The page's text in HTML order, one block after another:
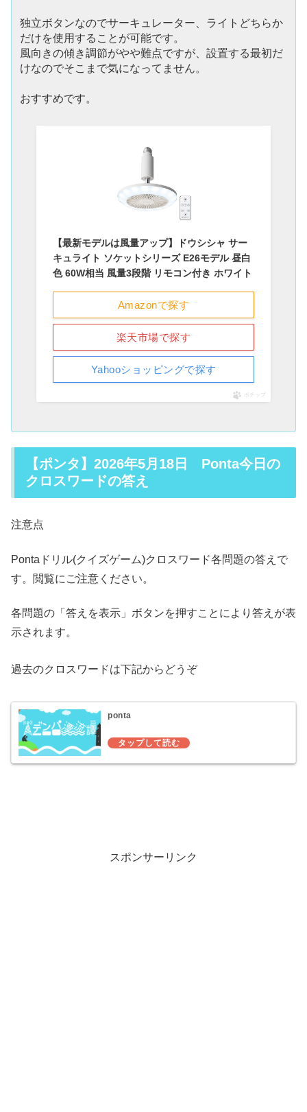
独立ボタンなのでサーキュレーター、ライトどちらか
だけを使用することが可能です。
風向きの傾き調節がやや難点ですが、設置する最初だ
けなのでそこまで気になってません。
おすすめです。
【最新モデルは風量アップ】ドウシシャ サー
キュライト ソケットシリーズ E26モデル 昼白
色 60W相当 風量3段階 リモコン付き ホワイト
Amazonで探す
楽天市場で探す
Yahooショッピングで探す
ポチップ
【ポンタ】2026年5月18日 Ponta今日の
クロスワードの答え
注意点
Pontaドリル(クイズゲーム)クロスワード各問題の答えで
す。閲覧にご注意ください。
各問題の「答えを表示」ボタンを押すことにより答えが表
示されます。
過去のクロスワードは下記からどうぞ
ponta
スポンサーリンク